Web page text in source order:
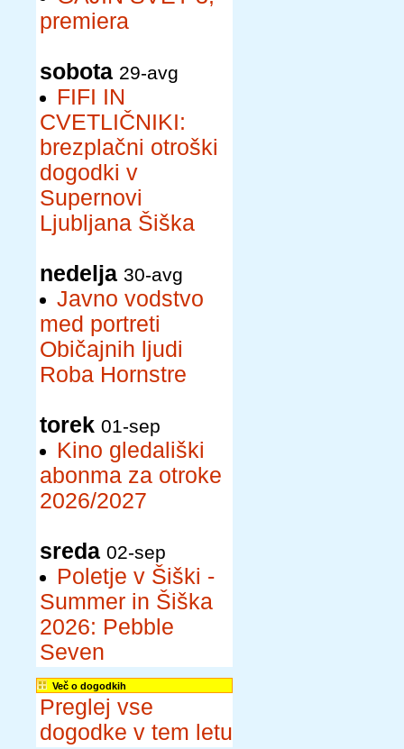
premiera
sobota 29-avg
FIFI IN
CVETLIČNIKI:
brezplačni otroški
dogodki v
Supernovi
Ljubljana Šiška
nedelja 30-avg
Javno vodstvo
med portreti
Običajnih ljudi
Roba Hornstre
torek 01-sep
Kino gledališki
abonma za otroke
2026/2027
sreda 02-sep
Poletje v Šiški -
Summer in Šiška
2026: Pebble
Seven
Več o dogodkih
Preglej vse
dogodke v tem letu